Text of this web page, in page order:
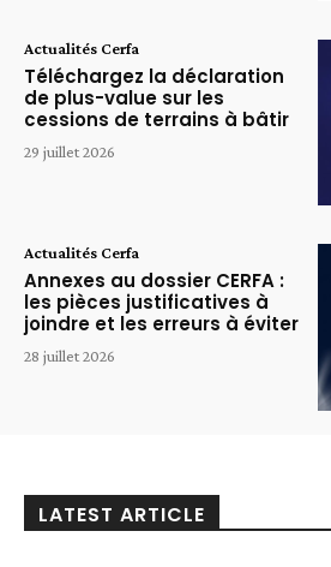
Actualités Cerfa
Téléchargez la déclaration
de plus-value sur les
cessions de terrains à bâtir
29 juillet 2026
Actualités Cerfa
Annexes au dossier CERFA :
les pièces justificatives à
joindre et les erreurs à éviter
28 juillet 2026
LATEST ARTICLE